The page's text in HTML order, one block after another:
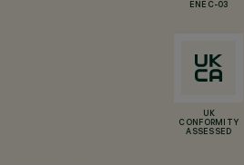
ENEC-03
UK
CONFORMITY
ASSESSED